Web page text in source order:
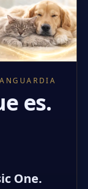
es.
One.